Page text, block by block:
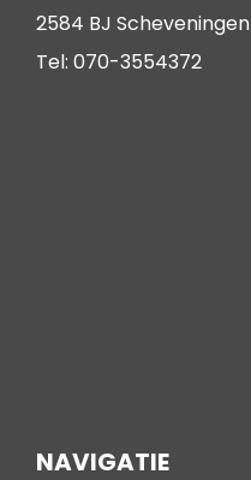
2584 BJ Scheveningen
Tel: 070-3554372
NAVIGATIE